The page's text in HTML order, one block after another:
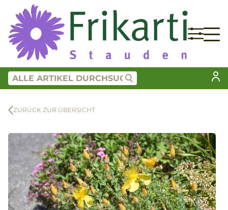
ZURÜCK ZUR ÜBERSICHT